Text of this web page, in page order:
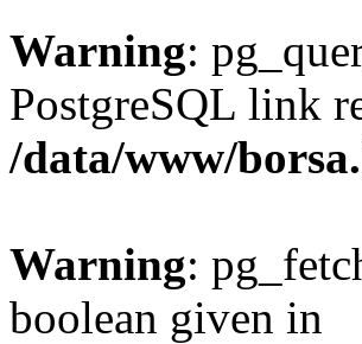
Warning:
PostgreSQL link
/data/www/
Warning:
boolean given in